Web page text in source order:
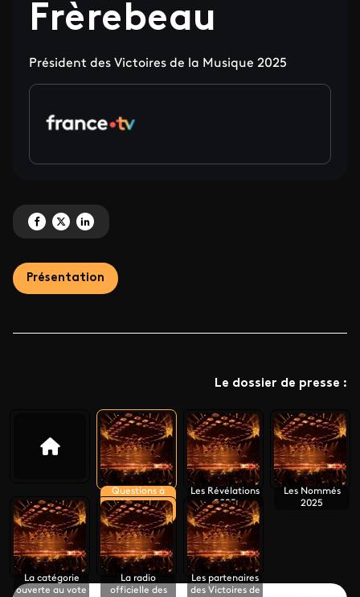
Frèrebeau
Président des Victoires de la Musique 2025
Partagez 'Questions à Vincent Frèrebeau' sur Facebook
Partagez 'Questions à Vincent Frèrebeau' sur X
Partagez 'Questions à Vincent Frèrebeau' sur LinkedIn
Présentation
Le dossier de presse :
Questions à
Vincent
Frèrebeau
Les Révélations
2025
Les Nommés
2025
La catégorie
ouverte au vote
La radio
officielle des
Les partenaires
des Victoires de